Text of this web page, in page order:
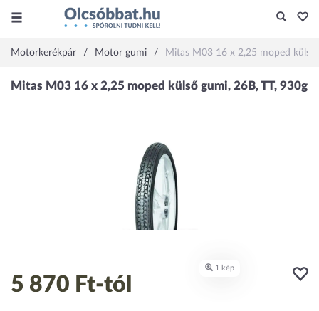
Motorkerékpár Motor gumi Mitas M03 16 x 2,25 moped külső
5 870 Ft-tól